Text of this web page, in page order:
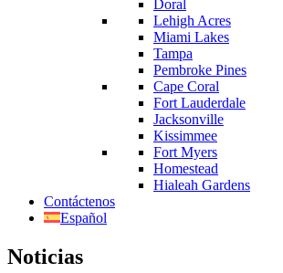
Doral
Lehigh Acres
Miami Lakes
Tampa
Pembroke Pines
Cape Coral
Fort Lauderdale
Jacksonville
Kissimmee
Fort Myers
Homestead
Hialeah Gardens
Contáctenos
Español
Noticias